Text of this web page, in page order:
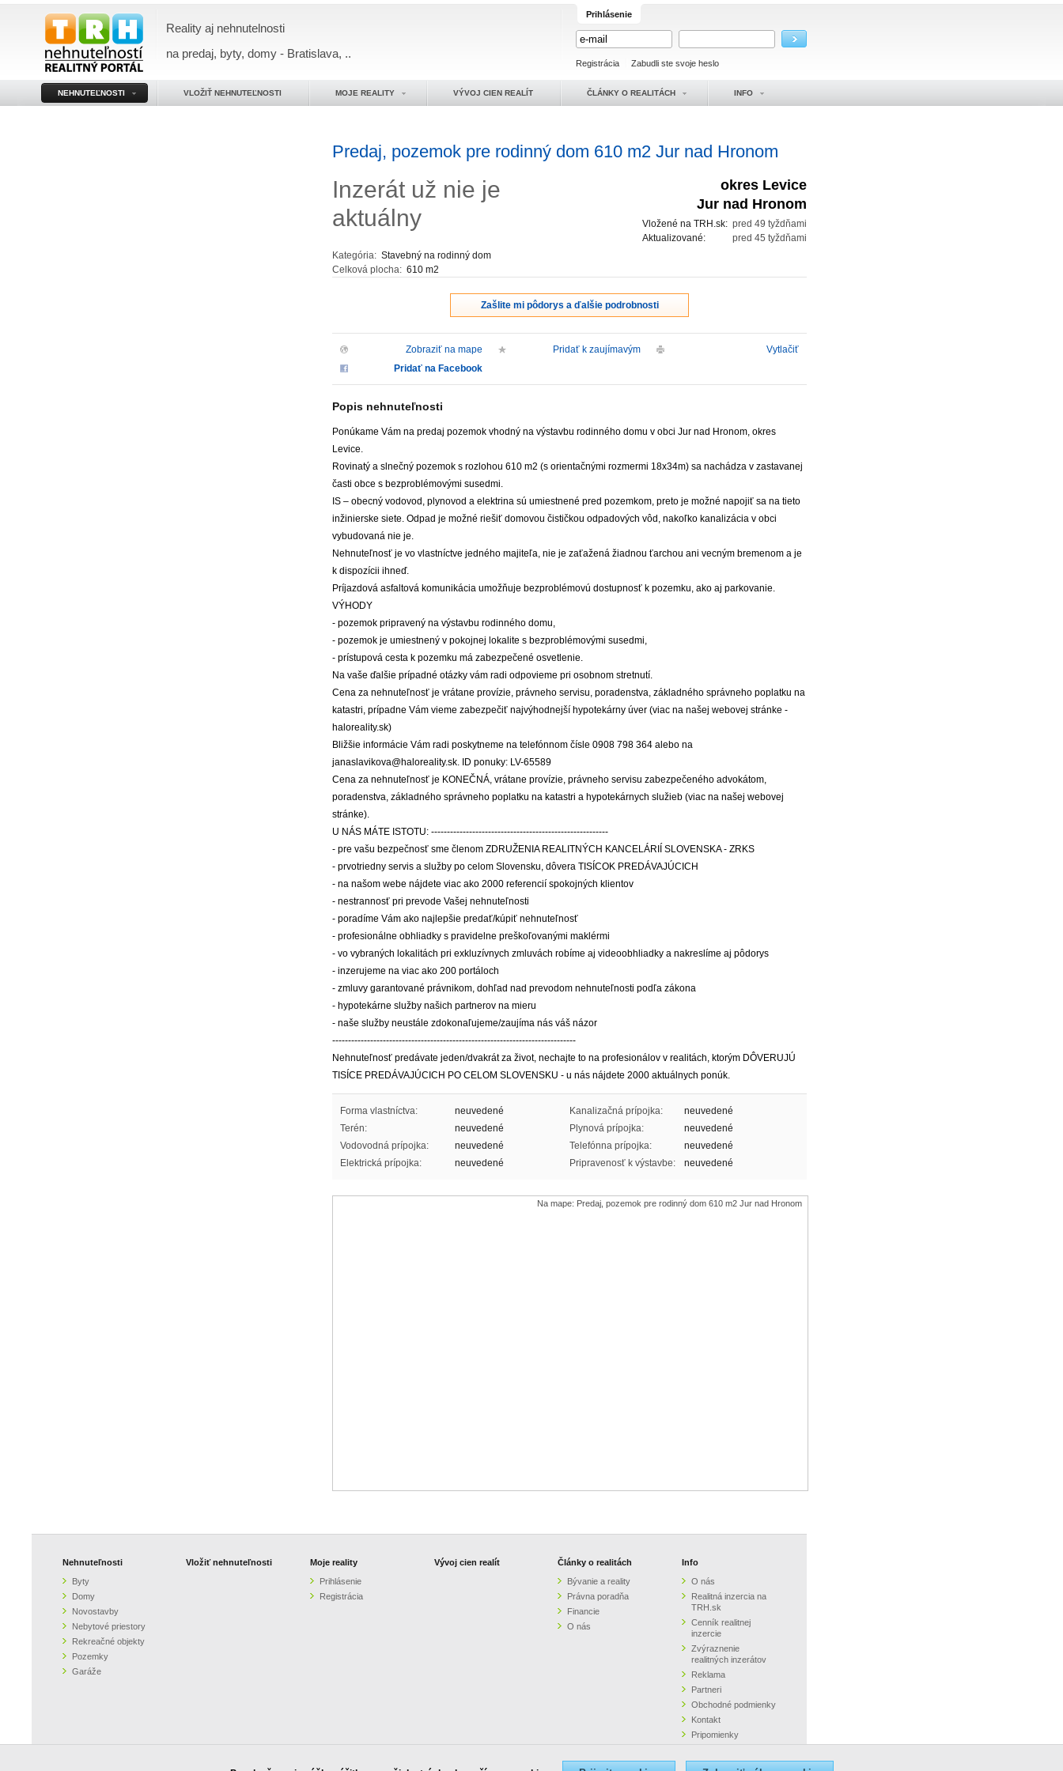
Reality aj nehnutelnosti
na predaj, byty, domy - Bratislava, ..
Prihlásenie
Registrácia Zabudli ste svoje heslo
NEHNUTEĽNOSTI VLOŽIŤ NEHNUTEĽNOSTI MOJE REALITY VÝVOJ CIEN REALÍT ČLÁNKY O REALITÁCH INFO
Predaj, pozemok pre rodinný dom 610 m2 Jur nad Hronom
Inzerát už nie je
aktuálny
Kategória: Stavebný na rodinný dom
Celková plocha: 610 m2
okres Levice
Jur nad Hronom
pred 49 tyždňami
Vložené na TRH.sk:
pred 45 tyždňami
Aktualizované:
Zašlite mi pôdorys a ďalšie podrobnosti
Zobraziť na mape Pridať k zaujímavým
Vytlačiť
Pridať na Facebook
Popis nehnuteľnosti
Ponúkame Vám na predaj pozemok vhodný na výstavbu rodinného domu v obci Jur nad Hronom, okres
Levice.
Rovinatý a slnečný pozemok s rozlohou 610 m2 (s orientačnými rozmermi 18x34m) sa nachádza v zastavanej
časti obce s bezproblémovými susedmi.
IS – obecný vodovod, plynovod a elektrina sú umiestnené pred pozemkom, preto je možné napojiť sa na tieto
inžinierske siete. Odpad je možné riešiť domovou čističkou odpadových vôd, nakoľko kanalizácia v obci
vybudovaná nie je.
Nehnuteľnosť je vo vlastníctve jedného majiteľa, nie je zaťažená žiadnou ťarchou ani vecným bremenom a je
k dispozícii ihneď.
Príjazdová asfaltová komunikácia umožňuje bezproblémovú dostupnosť k pozemku, ako aj parkovanie.
VÝHODY
- pozemok pripravený na výstavbu rodinného domu,
- pozemok je umiestnený v pokojnej lokalite s bezproblémovými susedmi,
- prístupová cesta k pozemku má zabezpečené osvetlenie.
Na vaše ďalšie prípadné otázky vám radi odpovieme pri osobnom stretnutí.
Cena za nehnuteľnosť je vrátane provízie, právneho servisu, poradenstva, základného správneho poplatku na
katastri, prípadne Vám vieme zabezpečiť najvýhodnejší hypotekárny úver (viac na našej webovej stránke -
haloreality.sk)
Bližšie informácie Vám radi poskytneme na telefónnom čísle 0908 798 364 alebo na
janaslavikova@haloreality.sk. ID ponuky: LV-65589
Cena za nehnuteľnosť je KONEČNÁ, vrátane provízie, právneho servisu zabezpečeného advokátom,
poradenstva, základného správneho poplatku na katastri a hypotekárnych služieb (viac na našej webovej
stránke).
U NÁS MÁTE ISTOTU: --------------------------------------------------------
- pre vašu bezpečnosť sme členom ZDRUŽENIA REALITNÝCH KANCELÁRIÍ SLOVENSKA - ZRKS
- prvotriedny servis a služby po celom Slovensku, dôvera TISÍCOK PREDÁVAJÚCICH
- na našom webe nájdete viac ako 2000 referencií spokojných klientov
- nestrannosť pri prevode Vašej nehnuteľnosti
- poradíme Vám ako najlepšie predať/kúpiť nehnuteľnosť
- profesionálne obhliadky s pravidelne preškoľovanými maklérmi
- vo vybraných lokalitách pri exkluzívnych zmluvách robíme aj videoobhliadky a nakreslíme aj pôdorys
- inzerujeme na viac ako 200 portáloch
- zmluvy garantované právnikom, dohľad nad prevodom nehnuteľnosti podľa zákona
- hypotekárne služby našich partnerov na mieru
- naše služby neustále zdokonaľujeme/zaujíma nás váš názor
-----------------------------------------------------------------------------
Nehnuteľnosť predávate jeden/dvakrát za život, nechajte to na profesionálov v realitách, ktorým DÔVERUJÚ
TISÍCE PREDÁVAJÚCICH PO CELOM SLOVENSKU - u nás nájdete 2000 aktuálnych ponúk.
Forma vlastníctva:
neuvedené
Terén:
neuvedené
Vodovodná prípojka:
neuvedené
Elektrická prípojka:
neuvedené
Kanalizačná prípojka:
neuvedené
Plynová prípojka:
neuvedené
Telefónna prípojka:
neuvedené
Pripravenosť k výstavbe:
neuvedené
Na mape: Predaj, pozemok pre rodinný dom 610 m2 Jur nad Hronom
Nehnuteľnosti
Byty
Domy
Novostavby
Nebytové priestory
Rekreačné objekty
Pozemky
Garáže
Vložiť nehnuteľnosti
Moje reality
Prihlásenie
Registrácia
Vývoj cien realít
Články o realitách
Bývanie a reality
Právna poradňa
Financie
O nás
Info
O nás
Realitná inzercia na
TRH.sk
Cenník realitnej
inzercie
Zvýraznenie
realitných inzerátov
Reklama
Partneri
Obchodné podmienky
Kontakt
Pripomienky